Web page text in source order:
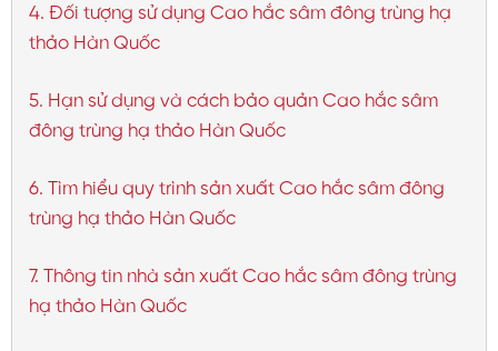
4. Đối tượng sử dụng Cao hắc sâm đông trùng hạ
thảo Hàn Quốc
5. Hạn sử dụng và cách bảo quản Cao hắc sâm
đông trùng hạ thảo Hàn Quốc
6. Tìm hiểu quy trình sản xuất Cao hắc sâm đông
trùng hạ thảo Hàn Quốc
7. Thông tin nhà sản xuất Cao hắc sâm đông trùng
hạ thảo Hàn Quốc